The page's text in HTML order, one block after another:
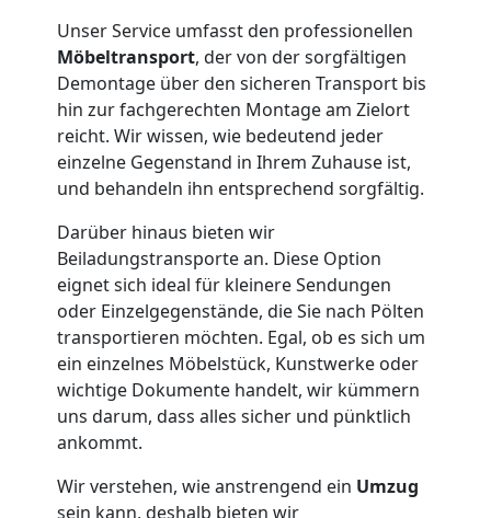
Unser Service umfasst den professionellen
Möbeltransport, der von der sorgfältigen
Demontage über den sicheren Transport bis
hin zur fachgerechten Montage am Zielort
reicht. Wir wissen, wie bedeutend jeder
einzelne Gegenstand in Ihrem Zuhause ist,
und behandeln ihn entsprechend sorgfältig.
Darüber hinaus bieten wir
Beiladungstransporte an. Diese Option
eignet sich ideal für kleinere Sendungen
oder Einzelgegenstände, die Sie nach Pölten
transportieren möchten. Egal, ob es sich um
ein einzelnes Möbelstück, Kunstwerke oder
wichtige Dokumente handelt, wir kümmern
uns darum, dass alles sicher und pünktlich
ankommt.
Wir verstehen, wie anstrengend ein Umzug
sein kann, deshalb bieten wir
Wolfsberg
Fernumzug
Wolfsberg
Firmenumzug
Wolfsberg
Büroumzug
Wolfsberg